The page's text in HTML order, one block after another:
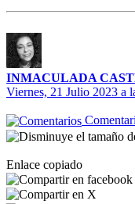
INMACULADA
Viernes, 21 Julio 2023 a
Enlace copiado